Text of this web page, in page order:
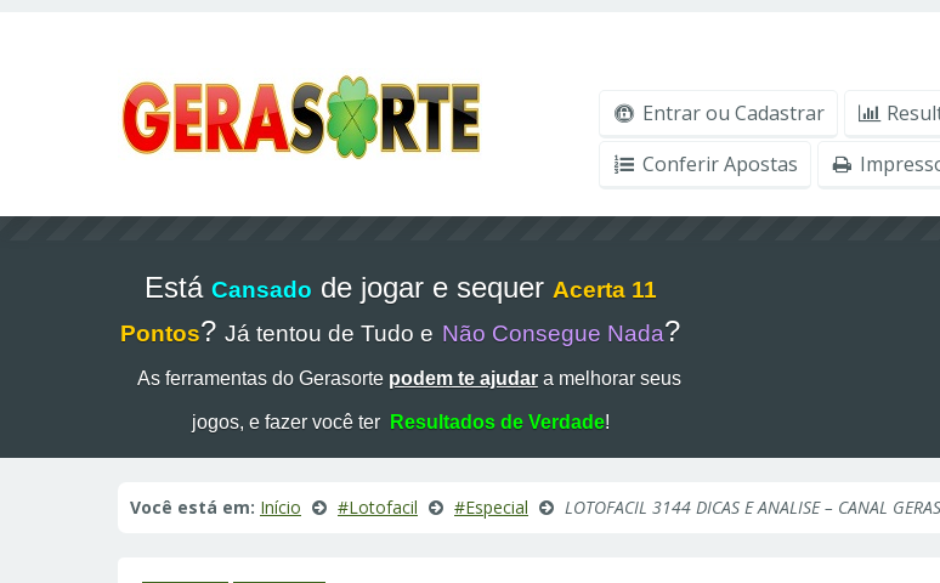
Entrar ou Cadastrar
Conferir Apostas
Está Cansado de jogar e sequer Acerta 11
Pontos?Já tentou de Tudo e Não Consegue Nada?
As ferramentas do Gerasorte podem te ajudara melhorar seus
jogos, e fazer você ter Resultados de Verdade!
Você está em: Início #Lotofacil #Especial LOTOFACIL 3144 DICAS E ANALISE – CANAL